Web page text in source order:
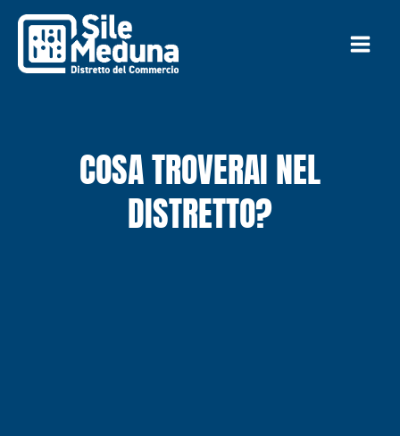
contenuto
COSA TROVERAI NEL
DISTRETTO?